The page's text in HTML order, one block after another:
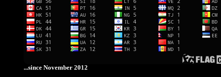
...since November 2012